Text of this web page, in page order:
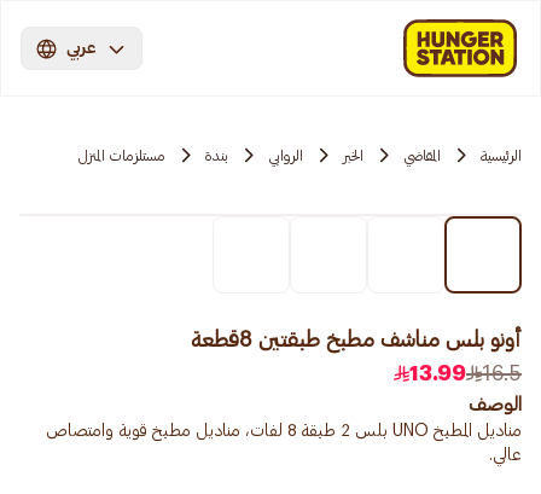
عربي
الرئيسية المقاضي الخبر الروابي بندة مستلزمات المنزل
أونو بلس مناشف مطبخ طبقتين 8قطعة
16.5
13.99
الوصف
مناديل المطبخ UNO بلس 2 طبقة 8 لفات، مناديل مطبخ قوية وامتصاص
عالي.